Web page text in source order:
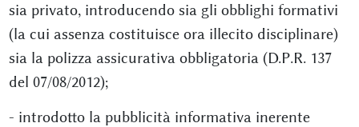
sia privato, introducendo sia gli obblighi formativi
(la cui assenza costituisce ora illecito disciplinare)
sia la polizza assicurativa obbligatoria (D.P.R. 137
del 07/08/2012);
- introdotto la pubblicità informativa inerente